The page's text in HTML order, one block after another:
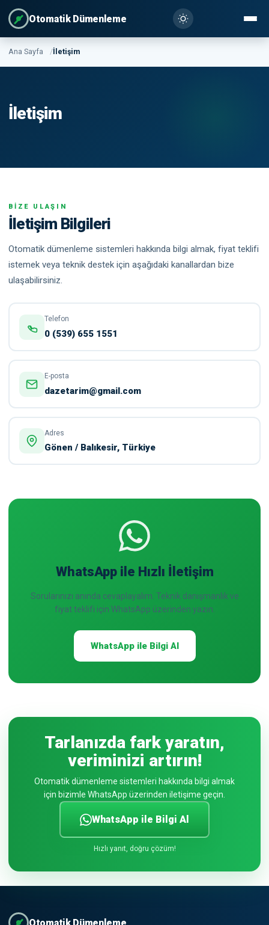
Otomatik Dümenleme
Ana Sayfa İletişim
İletişim
BİZE ULAŞIN
İletişim Bilgileri
Otomatik dümenleme sistemleri hakkında bilgi almak, fiyat teklifi
istemek veya teknik destek için aşağıdaki kanallardan bize
ulaşabilirsiniz.
Telefon
0 (539) 655 1551
E-posta
dazetarim@gmail.com
Adres
Gönen / Balıkesir, Türkiye
WhatsApp ile Hızlı İletişim
Sorularınızı anında cevaplayalım. Teknik danışmanlık ve
fiyat teklifi için WhatsApp üzerinden yazın.
WhatsApp ile Bilgi Al
Tarlanızda fark yaratın,
veriminizi artırın!
Otomatik dümenleme sistemleri hakkında bilgi almak
için bizimle WhatsApp üzerinden iletişime geçin.
WhatsApp ile Bilgi Al
Hızlı yanıt, doğru çözüm!
Otomatik Dümenleme